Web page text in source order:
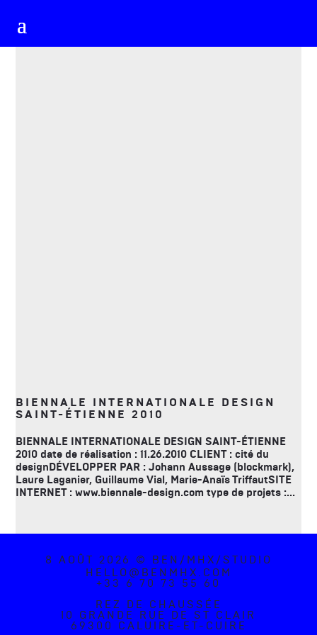
BIENNALE INTERNATIONALE DESIGN
SAINT-ÉTIENNE 2010
BIENNALE INTERNATIONALE DESIGN SAINT-ÉTIENNE
2010 date de réalisation : 11.26.2010 CLIENT : cité du
designDÉVELOPPER PAR : Johann Aussage (blockmark),
Laure Laganier, Guillaume Vial, Marie-Anaïs TriffautSITE
INTERNET : www.biennale-design.com type de projets :...
8 AOÛT 2026 © BEN/MHX/STUDIO
HELLO@BENMHX.COM
+33 6 70 73 55 60
REZ DE CHAUSSÉE
10 GRANDE RUE DE ST CLAIR
69300 CALUIRE-ET-CUIRE